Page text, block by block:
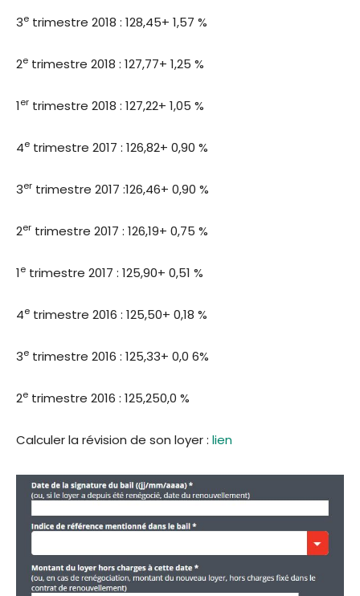
3e trimestre 2018 : 128,45+ 1,57 %
2e trimestre 2018 : 127,77+ 1,25 %
1er trimestre 2018 : 127,22+ 1,05 %
4e trimestre 2017 : 126,82+ 0,90 %
3er trimestre 2017 :126,46+ 0,90 %
2er trimestre 2017 : 126,19+ 0,75 %
1e trimestre 2017 : 125,90+ 0,51 %
4e trimestre 2016 : 125,50+ 0,18 %
3e trimestre 2016 : 125,33+ 0,0 6%
2e trimestre 2016 : 125,250,0 %
Calculer la révision de son loyer : lien